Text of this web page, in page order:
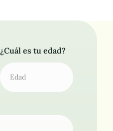
¿Cuál es tu edad?